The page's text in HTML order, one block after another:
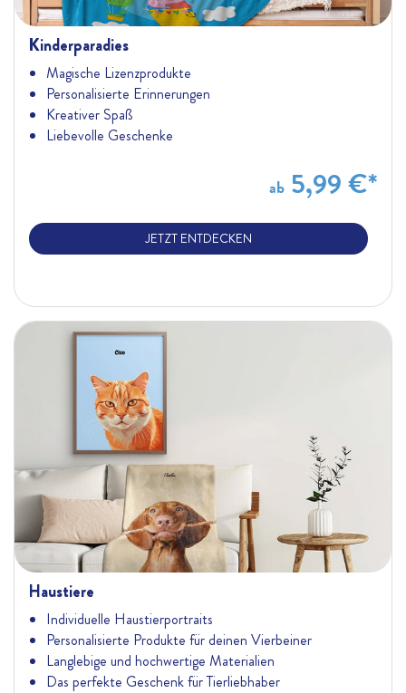
Kinderparadies
Magische Lizenzprodukte
Personalisierte Erinnerungen
Kreativer Spaß
Liebevolle Geschenke
ab 5,99 €*
JETZT ENTDECKEN
Haustiere
Individuelle Haustierportraits
Personalisierte Produkte für deinen Vierbeiner
Langlebige und hochwertige Materialien
Das perfekte Geschenk für Tierliebhaber